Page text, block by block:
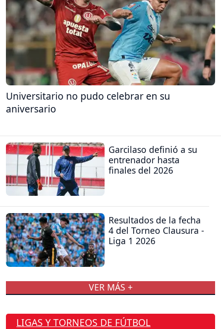
Universitario no pudo celebrar en su
aniversario
Garcilaso definió a su
entrenador hasta
finales del 2026
Resultados de la fecha
4 del Torneo Clausura -
Liga 1 2026
VER MÁS +
LIGAS Y TORNEOS DE FÚTBOL